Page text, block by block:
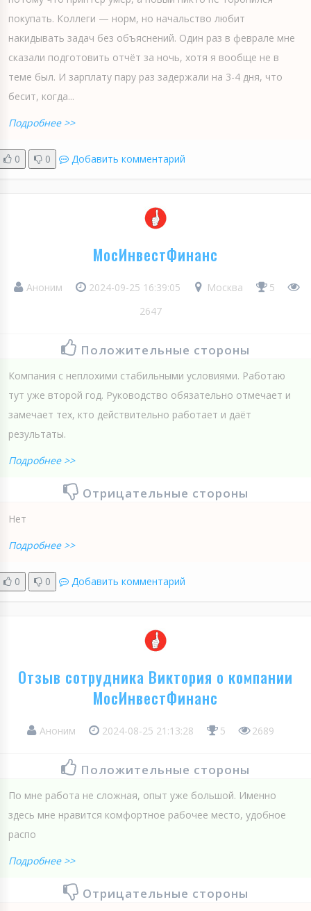
покупать. Коллеги — норм, но начальство любит
накидывать задач без объяснений. Один раз в феврале мне
сказали подготовить отчёт за ночь, хотя я вообще не в
теме был. И зарплату пару раз задержали на 3-4 дня, что
бесит, когда...
Подробнее >>
0 0 Добавить комментарий
МосИнвестФинанс
Аноним 2024-09-25 16:39:05 Москва
5
2647
Положительные стороны
Компания с неплохими стабильными условиями. Работаю
тут уже второй год. Руководство обязательно отмечает и
замечает тех, кто действительно работает и даёт
результаты.
Подробнее >>
Отрицательные стороны
Нет
Подробнее >>
0 0 Добавить комментарий
Отзыв сотрудника Виктория о компании
МосИнвестФинанс
Аноним 2024-08-25 21:13:28 5 2689
Положительные стороны
По мне работа не сложная, опыт уже большой. Именно
здесь мне нравится комфортное рабочее место, удобное
распо
Подробнее >>
Отрицательные стороны